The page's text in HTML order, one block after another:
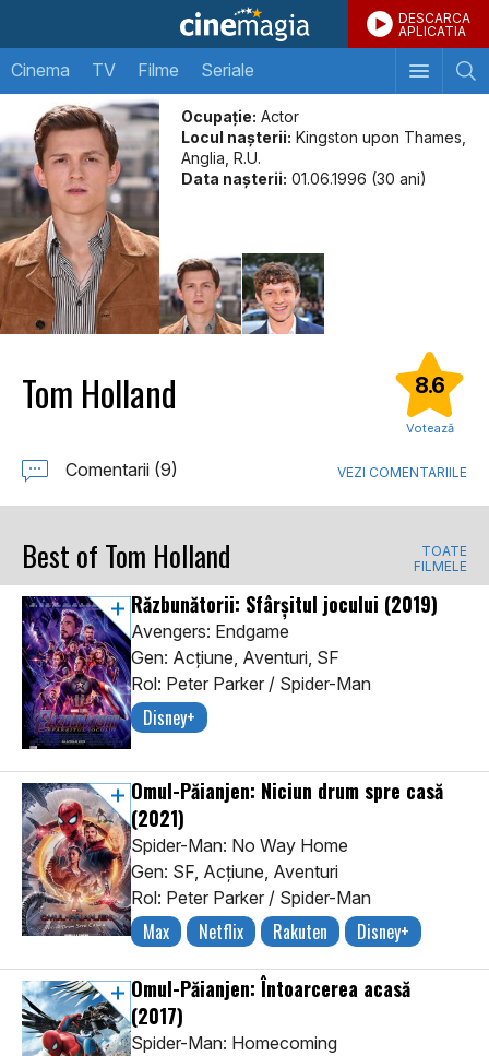
DESCARCA
APLICATIA
Cinema TV Filme Seriale
Ocupație: Actor
Locul naşterii: Kingston upon Thames,
Anglia, R.U.
Data naşterii: 01.06.1996 (30 ani)
Tom Holland 8.6
Votează
Comentarii (9) VEZI COMENTARIILE
Best of Tom Holland
TOATE
FILMELE
Răzbunătorii: Sfârșitul jocului (2019)
Avengers: Endgame
Gen: Acţiune, Aventuri, SF
Rol: Peter Parker / Spider-Man
Disney+
Omul-Păianjen: Niciun drum spre casă
(2021)
Spider-Man: No Way Home
Gen: SF, Acţiune, Aventuri
Rol: Peter Parker / Spider-Man
Max Netflix Rakuten Disney+
Omul-Păianjen: Întoarcerea acasă
(2017)
Spider-Man: Homecoming